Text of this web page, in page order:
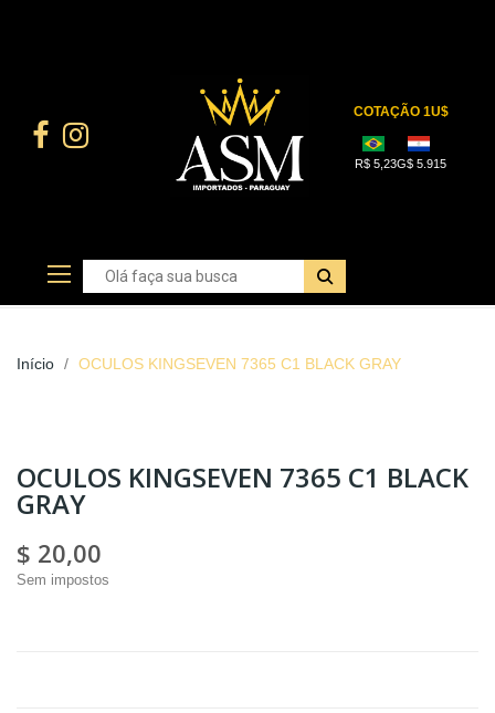
Início OCULOS KINGSEVEN 7365 C1 BLACK GRAY
OCULOS KINGSEVEN 7365 C1 BLACK
GRAY
$ 20,00
Sem impostos